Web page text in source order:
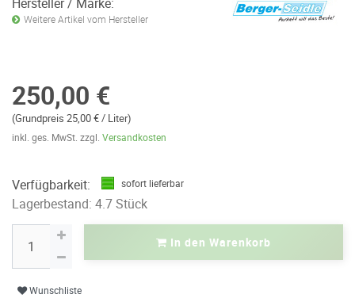
Weitere Artikel vom Hersteller
250,00 €
(Grundpreis 25,00 € / Liter)
inkl. ges. MwSt. zzgl. Versandkosten
Verfügbarkeit: sofort lieferbar
Lagerbestand: 4.7 Stück
In den Warenkorb
Wunschliste